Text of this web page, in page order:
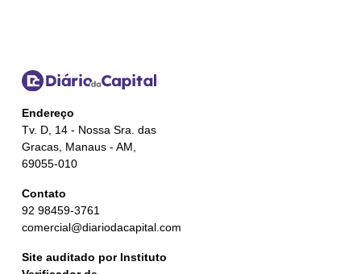
Endereço
Tv. D, 14 - Nossa Sra. das
Gracas, Manaus - AM,
69055-010
Contato
92 98459-3761
comercial@diariodacapital.com
Site auditado por Instituto